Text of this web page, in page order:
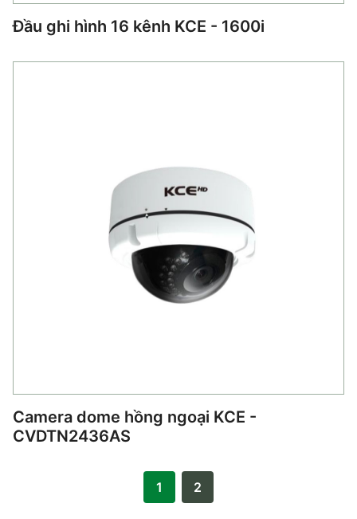
Đầu ghi hình 16 kênh KCE - 1600i
Camera dome hồng ngoại KCE -
CVDTN2436AS
1 2